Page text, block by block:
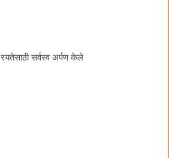
सर्वस्व अर्पण केले